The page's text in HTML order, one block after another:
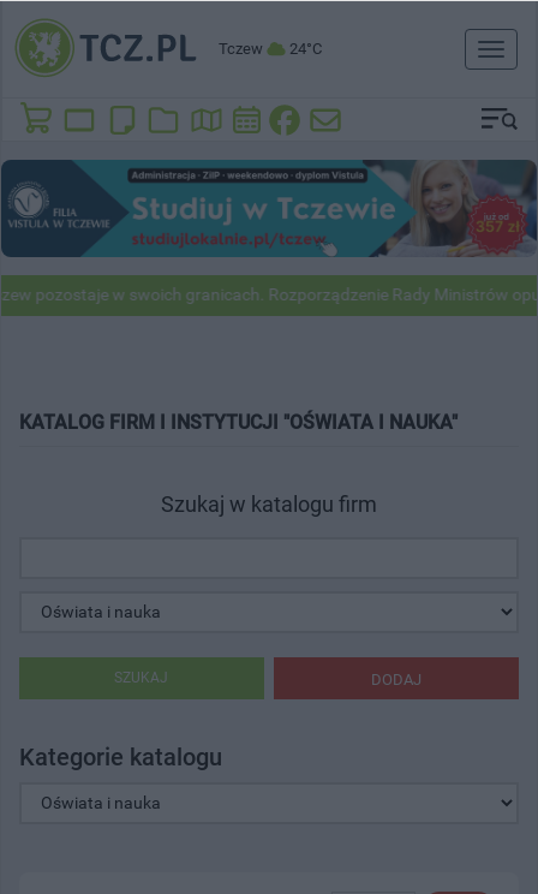
Tczew 24°C
Toggle
pozostaje w swoich granicach. Rozporządzenie Rady Ministrów
KATALOG FIRM I INSTYTUCJI "OŚWIATA I NAUKA"
Szukaj w katalogu firm
DODAJ
SZUKAJ
Kategorie katalogu